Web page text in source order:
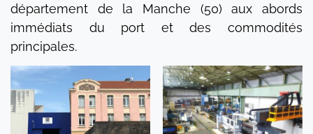
département de la Manche (50) aux abords
immédiats du port et des commodités
principales.